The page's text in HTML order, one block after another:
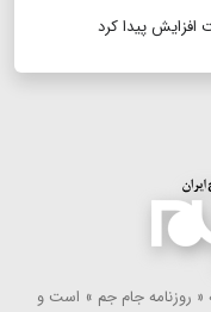
« روزنامه جام جم » است و